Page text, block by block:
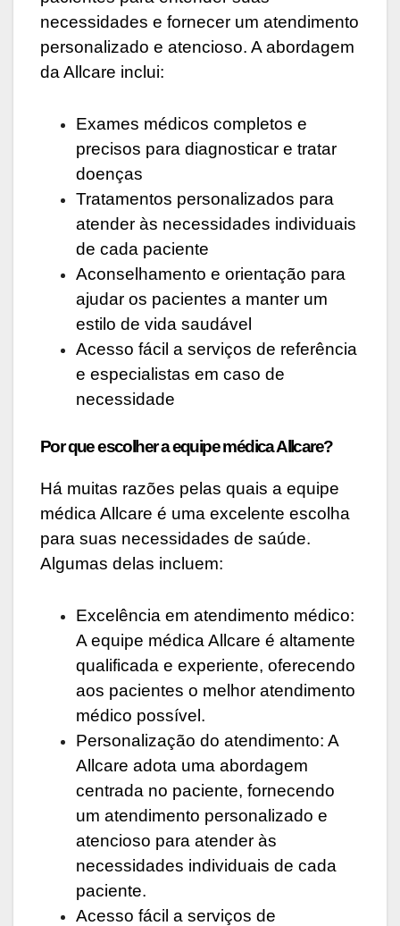
necessidades e fornecer um atendimento
personalizado e atencioso. A abordagem
da Allcare inclui:
Exames médicos completos e
precisos para diagnosticar e tratar
doenças
Tratamentos personalizados para
atender às necessidades individuais
de cada paciente
Aconselhamento e orientação para
ajudar os pacientes a manter um
estilo de vida saudável
Acesso fácil a serviços de referência
e especialistas em caso de
necessidade
Por que escolher a equipe médica Allcare?
Há muitas razões pelas quais a equipe
médica Allcare é uma excelente escolha
para suas necessidades de saúde.
Algumas delas incluem:
Excelência em atendimento médico:
A equipe médica Allcare é altamente
qualificada e experiente, oferecendo
aos pacientes o melhor atendimento
médico possível.
Personalização do atendimento: A
Allcare adota uma abordagem
centrada no paciente, fornecendo
um atendimento personalizado e
atencioso para atender às
necessidades individuais de cada
paciente.
Acesso fácil a serviços de